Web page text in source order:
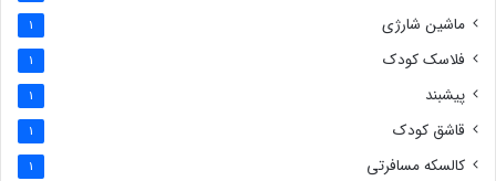
ماشین شارژی 1
فلاسک کودک 1
پیشبند 1
قاشق کودک 1
کالسکه مسافرتی 1